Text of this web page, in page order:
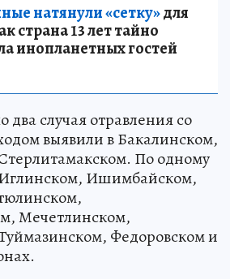
натянули «сетку»для
страна 13 лет тайно
инопланетных гостей
два случая отравления со
выявили в Бакалинском,
По одному
Ишимбайском,
Мечетлинском,
Федоровском и